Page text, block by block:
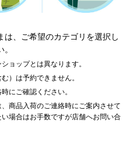
は、ご希望のカテゴリを選択し
ョップとは異なります。
）は予約できません。
にご確認ください。
商品入荷のご連絡時にご案内させて
場合はお手数ですが店舗へお問い合